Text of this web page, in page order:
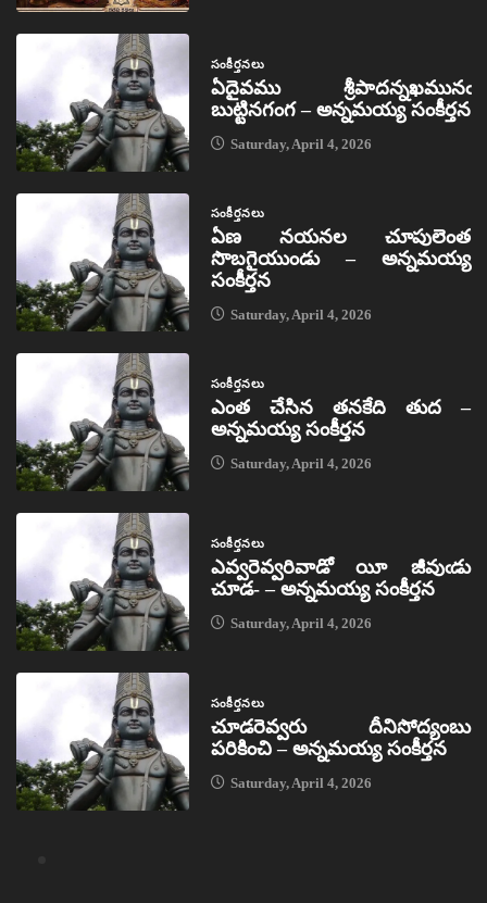
సంకీర్తనలు
ఏదైవము శ్రీపాదన్నఖమునఁ
బుట్టినగంగ – అన్నమయ్య సంకీర్తన
Saturday, April 4, 2026
సంకీర్తనలు
ఏణ నయనల చూపులెంత
సొబగైయుండు – అన్నమయ్య
సంకీర్తన
Saturday, April 4, 2026
సంకీర్తనలు
ఎంత చేసిన తనకేది తుద –
అన్నమయ్య సంకీర్తన
Saturday, April 4, 2026
సంకీర్తనలు
ఎవ్వరెవ్వరివాడో యీ జీవుఁడు
చూడ- – అన్నమయ్య సంకీర్తన
Saturday, April 4, 2026
సంకీర్తనలు
చూడరెవ్వరు దీనిసోద్యంబు
పరికించి – అన్నమయ్య సంకీర్తన
Saturday, April 4, 2026